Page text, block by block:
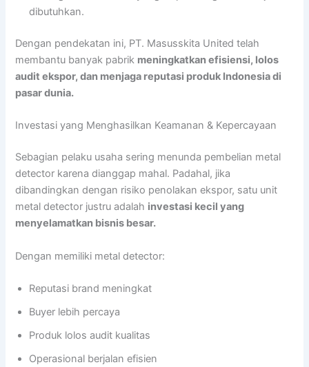
dibutuhkan.
Dengan pendekatan ini, PT. Masusskita United telah
membantu banyak pabrik meningkatkan efisiensi, lolos
audit ekspor, dan menjaga reputasi produk Indonesia di
pasar dunia.
Investasi yang Menghasilkan Keamanan & Kepercayaan
Sebagian pelaku usaha sering menunda pembelian metal
detector karena dianggap mahal. Padahal, jika
dibandingkan dengan risiko penolakan ekspor, satu unit
metal detector justru adalah investasi kecil yang
menyelamatkan bisnis besar.
Dengan memiliki metal detector:
Reputasi brand meningkat
Buyer lebih percaya
Produk lolos audit kualitas
Operasional berjalan efisien